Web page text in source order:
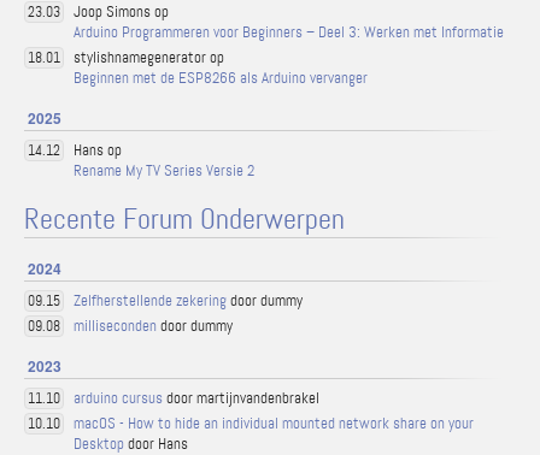
23.03
Joop Simons op
Arduino Programmeren voor Beginners – Deel 3: Werken met Informatie
18.01
stylishnamegenerator op
Beginnen met de ESP8266 als Arduino vervanger
2025
14.12
Hans op
Rename My TV Series Versie 2
Recente Forum Onderwerpen
2024
09.15 Zelfherstellende zekeringdoor dummy
09.08 milliseconden door dummy
2023
11.10 arduino cursus door martijnvandenbrakel
10.10
macOS - How to hide an individual mounted network share on your
Desktop door Hans